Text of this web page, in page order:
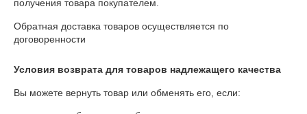
получения товара покупателем.
Обратная доставка товаров осуществляется по
договоренности
Условия возврата для товаров надлежащего качества
Вы можете вернуть товар или обменять его, если: